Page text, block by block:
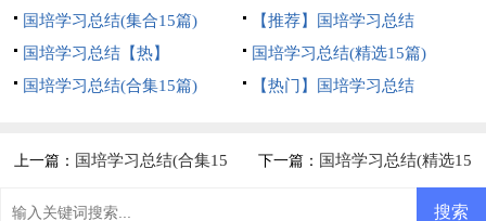
国培学习总结(集合15篇)
【推荐】国培学习总结
国培学习总结【热】
国培学习总结(精选15篇)
国培学习总结(合集15篇)
【热门】国培学习总结
上一篇： 国培学习总结(合集15 下一篇： 国培学习总结(精选15